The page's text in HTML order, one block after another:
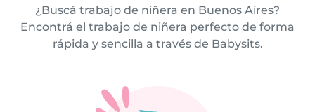
¿Buscá trabajo de niñera en Buenos Aires?
Encontrá el trabajo de niñera perfecto de forma
rápida y sencilla a través de Babysits.